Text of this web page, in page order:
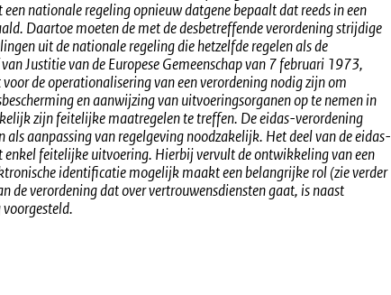
nationale regeling opnieuw datgene bepaalt dat reeds in een
Daartoe moeten de met de desbetreffende verordening strijdige
uit de nationale regeling die hetzelfde regelen als de
Justitie van de Europese Gemeenschap van 7 februari 1973,
de operationalisering van een verordening nodig zijn om
en aanwijzing van uitvoeringsorganen op te nemen in
zijn feitelijke maatregelen te treffen. De eidas-verordening
aanpassing van regelgeving noodzakelijk. Het deel van de eidas-
feitelijke uitvoering. Hierbij vervult de ontwikkeling van een
identificatie mogelijk maakt een belangrijke rol (zie verder
de verordening dat over vertrouwensdiensten gaat, is naast